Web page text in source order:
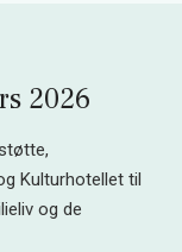
2026
Kulturhotellet til
og de